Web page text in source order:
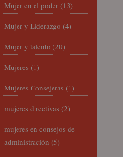
Mujer en el poder (13)
Mujer y Liderazgo (4)
Mujer y talento (20)
Mujeres (1)
Mujeres Consejeras (1)
mujeres directivas (2)
mujeres en consejos de
administración (5)